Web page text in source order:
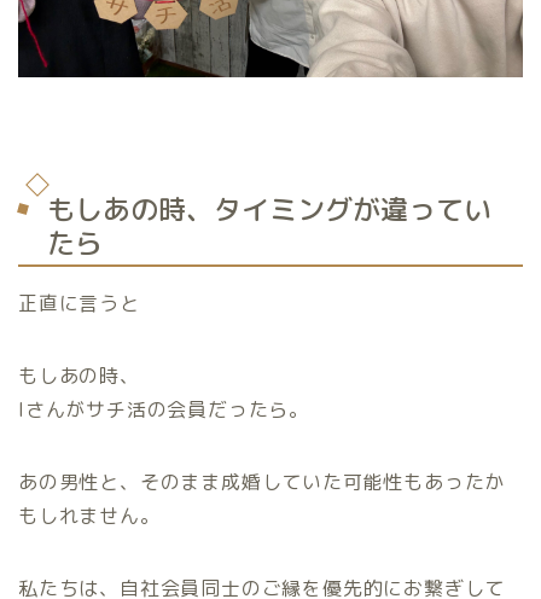
もしあの時、タイミングが違ってい
たら
正直に言うと
もしあの時、
Iさんがサチ活の会員だったら。
あの男性と、そのまま成婚していた可能性もあったか
もしれません。
私たちは、自社会員同士のご縁を優先的にお繋ぎして